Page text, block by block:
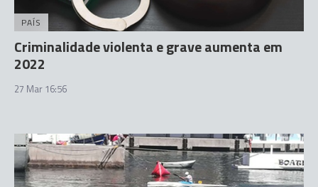
PAÍS
Criminalidade violenta e grave aumenta em
2022
27 Mar 16:56